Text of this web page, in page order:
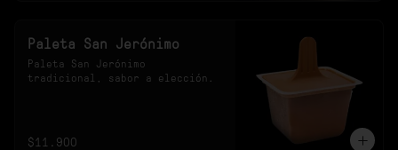
Paleta San Jerónimo
Paleta San Jerónimo
tradicional, sabor a elección.
$11.900